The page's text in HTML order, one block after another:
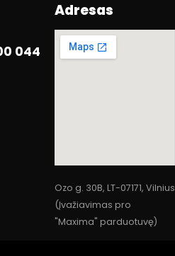
044
Adresas
Ozo g. 30B, LT-07171, Vilnius
(Įvažiavimas pro
"Maxima" parduotuvę)